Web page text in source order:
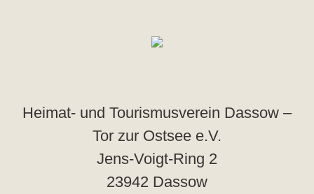
Heimat- und Tourismusverein Dassow –
Tor zur Ostsee e.V.
Jens-Voigt-Ring 2
23942 Dassow